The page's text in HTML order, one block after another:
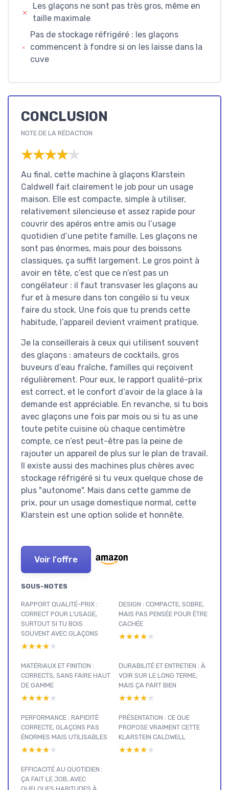
Les glaçons ne sont pas très gros, même en
taille maximale
Pas de stockage réfrigéré : les glaçons
commencent à fondre si on les laisse dans la
cuve
CONCLUSION
NOTE DE LA RÉDACTION
★★★★★
★★★★★
Au final, cette machine à glaçons Klarstein
Caldwell fait clairement le job pour un usage
maison. Elle est compacte, simple à utiliser,
relativement silencieuse et assez rapide pour
couvrir des apéros entre amis ou l’usage
quotidien d’une petite famille. Les glaçons ne
sont pas énormes, mais pour des boissons
classiques, ça suffit largement. Le gros point à
avoir en tête, c’est que ce n’est pas un
congélateur : il faut transvaser les glaçons au
fur et à mesure dans ton congélo si tu veux
faire du stock. Une fois que tu prends cette
habitude, l’appareil devient vraiment pratique.
Je la conseillerais à ceux qui utilisent souvent
des glaçons : amateurs de cocktails, gros
buveurs d’eau fraîche, familles qui reçoivent
régulièrement. Pour eux, le rapport qualité-prix
est correct, et le confort d’avoir de la glace à la
demande est appréciable. En revanche, si tu bois
avec glaçons une fois par mois ou si tu as une
toute petite cuisine où chaque centimètre
compte, ce n’est peut-être pas la peine de
rajouter un appareil de plus sur le plan de travail.
Il existe aussi des machines plus chères avec
stockage réfrigéré si tu veux quelque chose de
plus "autonome". Mais dans cette gamme de
prix, pour un usage domestique normal, cette
Klarstein est une option solide et honnête.
Voir l'offre
SOUS-NOTES
RAPPORT QUALITÉ-PRIX :
CORRECT POUR L’USAGE,
SURTOUT SI TU BOIS
SOUVENT AVEC GLAÇONS
★★★★★
★★★★★
DESIGN : COMPACTE, SOBRE,
MAIS PAS PENSÉE POUR ÊTRE
CACHÉE
★★★★★
★★★★★
MATÉRIAUX ET FINITION :
CORRECTS, SANS FAIRE HAUT
DE GAMME
★★★★★
★★★★★
DURABILITÉ ET ENTRETIEN : À
VOIR SUR LE LONG TERME,
MAIS ÇA PART BIEN
★★★★★
★★★★★
PERFORMANCE : RAPIDITÉ
CORRECTE, GLAÇONS PAS
ÉNORMES MAIS UTILISABLES
★★★★★
★★★★★
PRÉSENTATION : CE QUE
PROPOSE VRAIMENT CETTE
KLARSTEIN CALDWELL
★★★★★
★★★★★
EFFICACITÉ AU QUOTIDIEN :
ÇA FAIT LE JOB, AVEC